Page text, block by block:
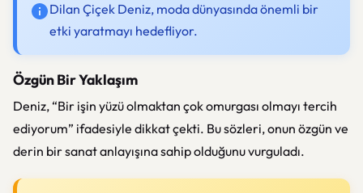
Dilan Çiçek Deniz, moda dünyasında önemli bir
etki yaratmayı hedefliyor.
Özgün Bir Yaklaşım
Deniz, “Bir işin yüzü olmaktan çok omurgası olmayı tercih
ediyorum” ifadesiyle dikkat çekti. Bu sözleri, onun özgün ve
derin bir sanat anlayışına sahip olduğunu vurguladı.